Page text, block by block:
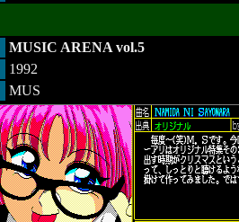
MUSIC ARENA vol.5
1992
MUS